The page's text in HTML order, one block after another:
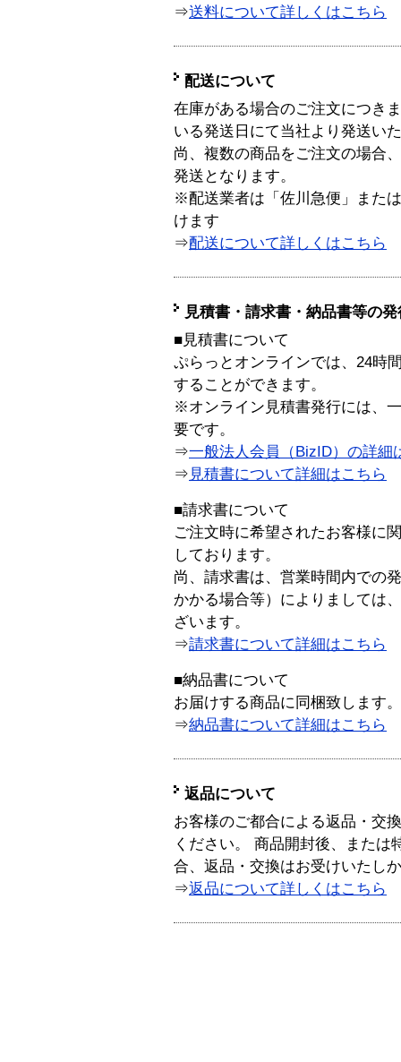
⇒送料について詳しくはこちら
配送について
在庫がある場合のご注文につき
いる発送日にて当社より発送い
尚、複数の商品をご注文の場合
発送となります。
※配送業者は「佐川急便」また
けます
⇒配送について詳しくはこちら
見積書・請求書・納品書等の
■見積書について
ぷらっとオンラインでは、24時
することができます。
※オンライン見積書発行には、
要です。
⇒一般法人会員（BizID）の詳細
⇒ 見積書について詳細はこちら
■請求書について
ご注文時に希望されたお客様に
しております。
尚、請求書は、営業時間内での
かかる場合等）によりましては
ざいます。
⇒請求書について詳細はこちら
■納品書について
お届けする商品に同梱致します。
⇒納品書について詳細はこちら
返品について
お客様のご都合による返品・交
ください。 商品開封後、または
合、返品・交換はお受けいたし
⇒返品について詳しくはこちら